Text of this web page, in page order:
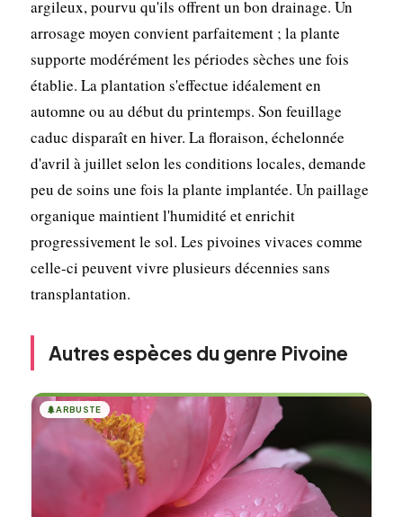
argileux, pourvu qu'ils offrent un bon drainage. Un
arrosage moyen convient parfaitement ; la plante
supporte modérément les périodes sèches une fois
établie. La plantation s'effectue idéalement en
automne ou au début du printemps. Son feuillage
caduc disparaît en hiver. La floraison, échelonnée
d'avril à juillet selon les conditions locales, demande
peu de soins une fois la plante implantée. Un paillage
organique maintient l'humidité et enrichit
progressivement le sol. Les pivoines vivaces comme
celle-ci peuvent vivre plusieurs décennies sans
transplantation.
Autres espèces du genre Pivoine
🌲ARBUSTE